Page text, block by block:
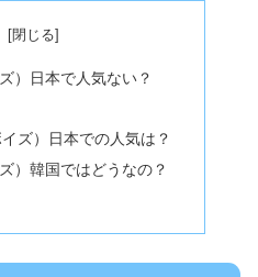
）日本で人気ない？
ズ）日本での人気は？
）韓国ではどうなの？